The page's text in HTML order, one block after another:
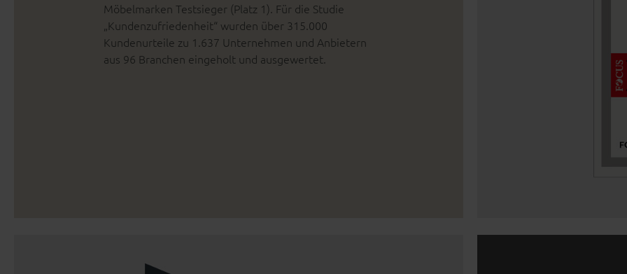
Möbelmarken Testsieger (Platz 1). Für die Studie
„Kundenzufriedenheit“ wurden über 315.000
Kundenurteile zu 1.637 Unternehmen und Anbietern
aus 96 Branchen eingeholt und ausgewertet.